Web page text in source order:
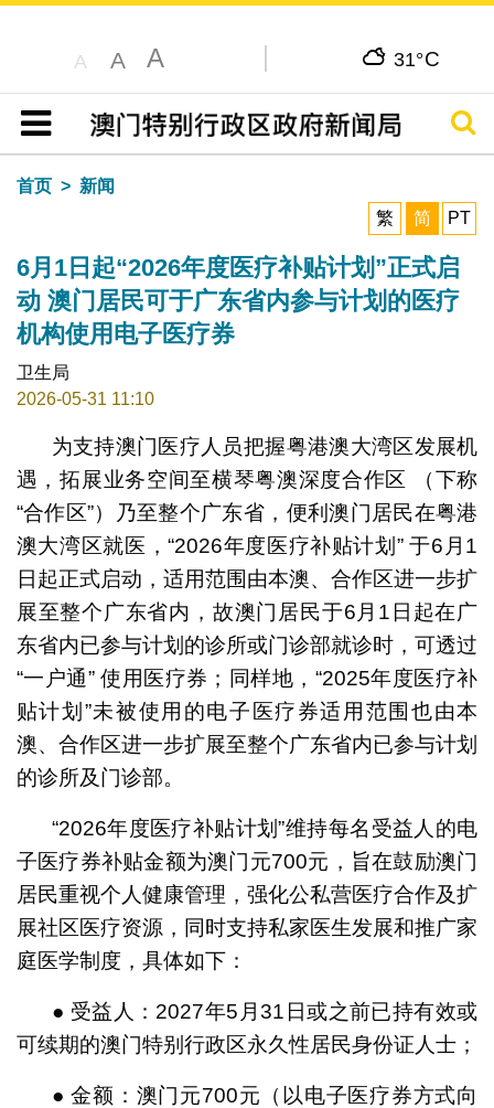
A A A 31°C
目录
搜寻
首页
新闻
繁
简 PT
6月1日起“2026年度医疗补贴计划”正式启
动 澳门居民可于广东省内参与计划的医疗
机构使用电子医疗券
卫生局
2026-05-31 11:10
为支持澳门医疗人员把握粤港澳大湾区发展机
遇，拓展业务空间至横琴粤澳深度合作区 （下称
“合作区”）乃至整个广东省，便利澳门居民在粤港
澳大湾区就医，“2026年度医疗补贴计划” 于6月1
日起正式启动，适用范围由本澳、合作区进一步扩
展至整个广东省内，故澳门居民于6月1日起在广
东省内已参与计划的诊所或门诊部就诊时，可透过
“一户通” 使用医疗券；同样地，“2025年度医疗补
贴计划”未被使用的电子医疗券适用范围也由本
澳、合作区进一步扩展至整个广东省内已参与计划
的诊所及门诊部。
“2026年度医疗补贴计划”维持每名受益人的电
子医疗券补贴金额为澳门元700元，旨在鼓励澳门
居民重视个人健康管理，强化公私营医疗合作及扩
展社区医疗资源，同时支持私家医生发展和推广家
庭医学制度，具体如下：
● 受益人：2027年5月31日或之前已持有效或
可续期的澳门特别行政区永久性居民身份证人士；
● 金额：澳门元700元（以电子医疗券方式向